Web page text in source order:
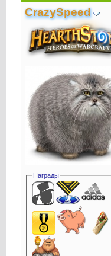
CrаzySpeed
Награды